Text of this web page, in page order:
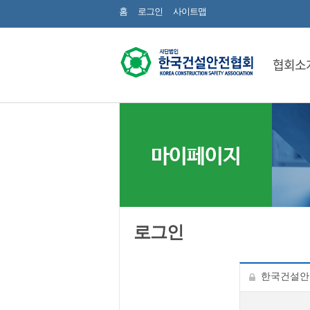
홈 로그인 사이트맵
협회소
마이페이지
로그인
한국건설